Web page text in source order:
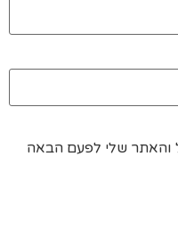
והאתר שלי לפעם הבאה